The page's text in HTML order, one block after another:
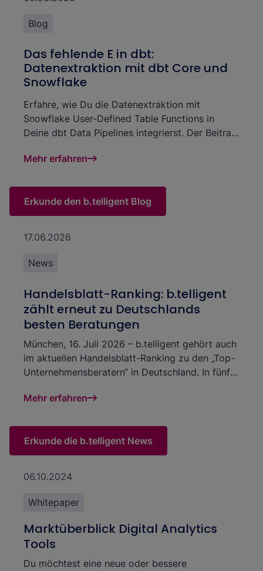
Blog
Das fehlende E in dbt:
Datenextraktion mit dbt Core und
Snowflake
Erfahre, wie Du die Datenextraktion mit
Snowflake User-Defined Table Functions in
Deine dbt Data Pipelines integrierst. Der Beitrag
direkt in Snowflake lädst und ohne separates
Mehr erfahren
Erkunde den b.telligent Blog
17.06.2026
News
Handelsblatt-Ranking: b.telligent
zählt erneut zu Deutschlands
besten Beratungen
München, 16. Juli 2026 – b.telligent gehört auch
im aktuellen Handelsblatt-Ranking zu den „Top-
Unternehmensberatern“ in Deutschland. In fünf
spezialisierte, technologieunabhängige Beratung
unterstreicht die Qualität der
Beratungsleistungen. Sie zeigt zugleich die
Bedeutung belastbarer Daten- und KI-
Anwendungen in Märkten, in denen
Entscheidungen fundierter treffen und
Mehr erfahren
Erkunde die b.telligent News
06.10.2024
Whitepaper
Marktüberblick Digital Analytics
Tools
Du möchtest eine neue oder bessere